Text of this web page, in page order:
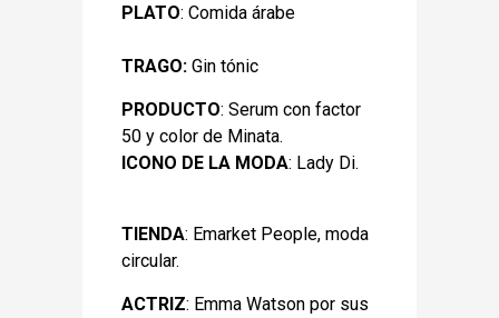
PLATO: Comida árabe
TRAGO: Gin tónic
PRODUCTO: Serum con factor
50 y color de Minata.
ICONO DE LA MODA: Lady Di.
TIENDA: Emarket People, moda
circular.
ACTRIZ: Emma Watson por sus